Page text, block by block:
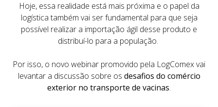
Hoje, essa realidade está mais próxima e o papel da
logística também vai ser fundamental para que seja
possível realizar a importação ágil desse produto e
distribuí-lo para a população.
Por isso, o novo webinar promovido pela LogComex vai
levantar a discussão sobre os desafios do comércio
exterior no transporte de vacinas.